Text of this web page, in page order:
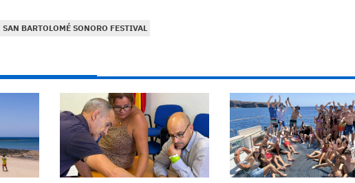
SAN BARTOLOMÉ SONORO FESTIVAL